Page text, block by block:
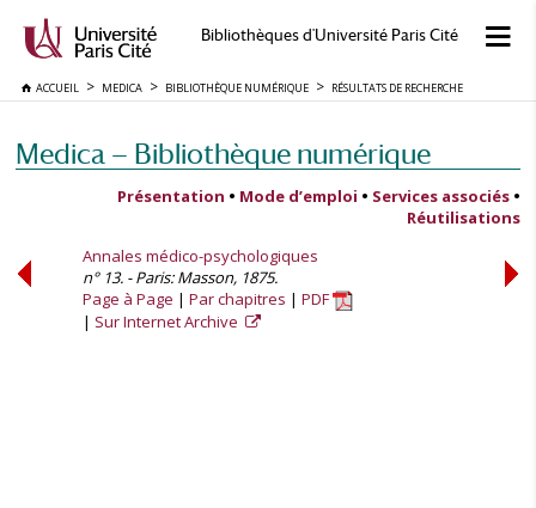
Bibliothèques d'Université Paris Cité
ACCUEIL MEDICA BIBLIOTHÈQUE NUMÉRIQUE RÉSULTATS DE RECHERCHE
Medica — Bibliothèque numérique
Présentation • Mode d’emploi • Services associés •
Réutilisations
Annales médico-psychologiques
n° 13. - Paris: Masson, 1875.
Page à Page
Par chapitres
PDF
Sur Internet Archive